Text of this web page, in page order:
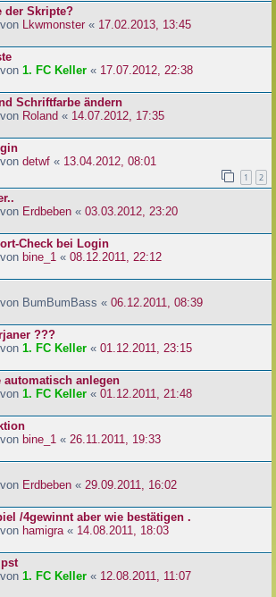
der Skripte?
Lkwmonster « 17.02.2013, 13:45
1. FC Keller « 17.07.2012, 22:38
Schriftfarbe ändern
Roland « 14.07.2012, 17:35
detwf « 13.04.2012, 08:01
1 2
Erdbeben « 03.03.2012, 23:20
Check bei Login
bine_1 « 08.12.2011, 22:12
BumBumBass « 06.12.2011, 08:39
???
1. FC Keller « 01.12.2011, 23:15
automatisch anlegen
1. FC Keller « 01.12.2011, 21:48
bine_1 « 26.11.2011, 19:33
Erdbeben « 29.09.2011, 16:02
/4gewinnt aber wie bestätigen .
hamigra « 14.08.2011, 18:03
1. FC Keller « 12.08.2011, 11:07